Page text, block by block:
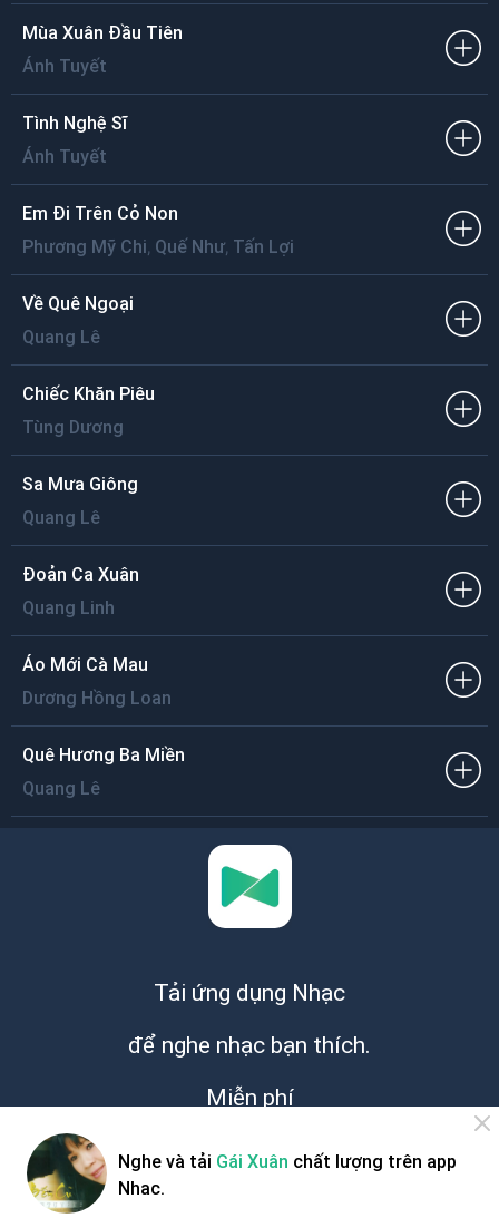
Đôi tám xuân đi trên mái tóc
Đêm xuân cô ngủ có buồn không?
Xuân đến hoa mơ, hoa mận nở
Gái xuân giũ lụa trên sông Vân.
Mùa Xuân Đầu Tiên
Ánh Tuyết
Tình Nghệ Sĩ
Ánh Tuyết
Em Đi Trên Cỏ Non
Phương Mỹ Chi, Quế Như, Tấn Lợi
Về Quê Ngoại
Quang Lê
Chiếc Khăn Piêu
Tùng Dương
Sa Mưa Giông
Quang Lê
Đoản Ca Xuân
Quang Linh
Áo Mới Cà Mau
Dương Hồng Loan
Quê Hương Ba Miền
Quang Lê
Tải ứng dụng Nhạc
để nghe nhạc bạn thích.
Miễn phí
Nghe và tải Gái Xuân chất lượng trên app
Nhac.